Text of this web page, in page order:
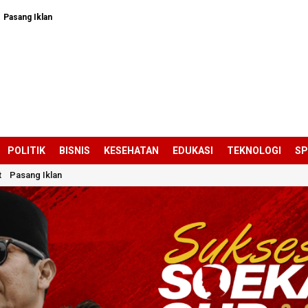
Pasang Iklan
POLITIK BISNIS KESEHATAN EDUKASI TEKNOLOGI
Pasang Iklan